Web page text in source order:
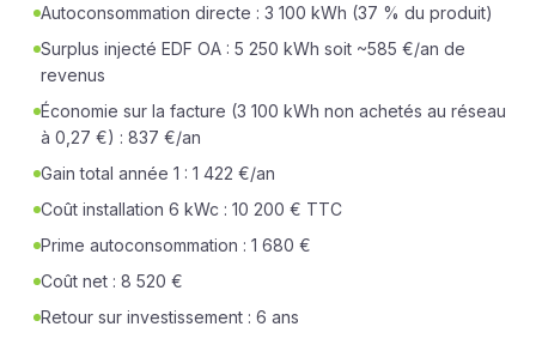
Autoconsommation directe : 3 100 kWh (37 % du produit)
Surplus injecté EDF OA : 5 250 kWh soit ~585 €/an de
revenus
Économie sur la facture (3 100 kWh non achetés au réseau
à 0,27 €) : 837 €/an
Gain total année 1 : 1 422 €/an
Coût installation 6 kWc : 10 200 € TTC
Prime autoconsommation : 1 680 €
Coût net : 8 520 €
Retour sur investissement : 6 ans